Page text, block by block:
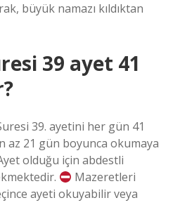
büyük namazı kıldıktan
39 ayet 41
39. ayetini her gün 41
az 21 gün boyunca okumaya
olduğu için abdestli
Mazeretleri
ayeti okuyabilir veya